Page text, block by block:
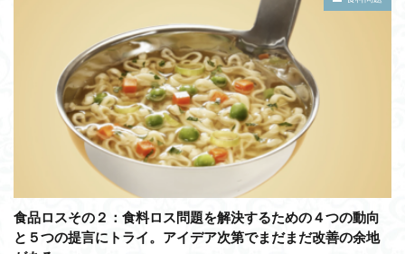
食品ロスその２：食料ロス問題を解決するための４つの動向
と５つの提言にトライ。アイデア次第でまだまだ改善の余地